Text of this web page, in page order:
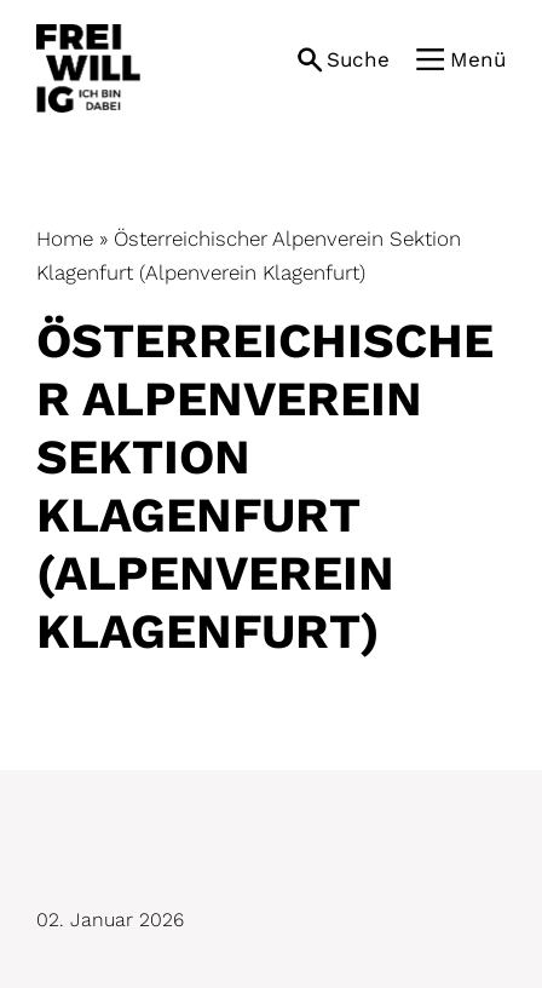
content
Suche Menü
Home » Österreichischer Alpenverein Sektion
Klagenfurt (Alpenverein Klagenfurt)
ÖSTERREICHISCHE
R ALPENVEREIN
SEKTION
KLAGENFURT
(ALPENVEREIN
KLAGENFURT)
D
02. Januar 2026